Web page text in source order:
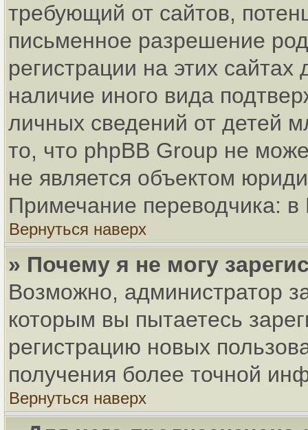
требующий от сайтов,
письменное разрешение
регистрации на этих
наличие иного вида
личных сведений от детей
то, что phpBB Group не
не является объектом
Примечание переводчика:
Вернуться наверх
» Почему я не могу
Возможно, администратор
которым вы пытаетесь
регистрацию новых
получения более точной
Вернуться наверх